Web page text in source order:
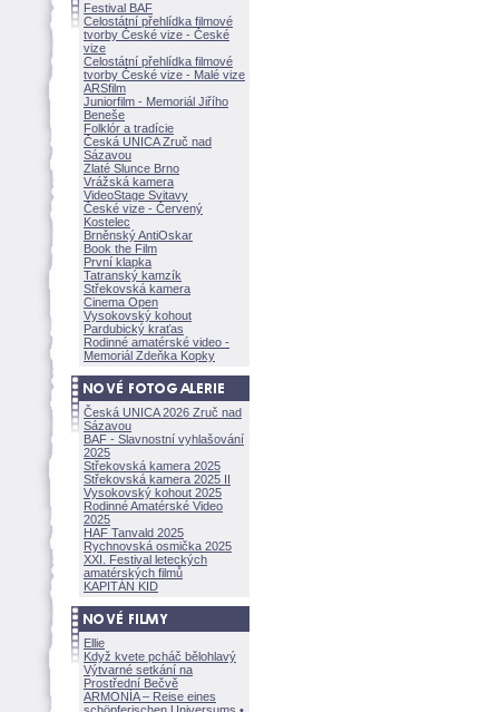
Festival BAF
Celostátní přehlídka filmové
tvorby České vize - České
vize
Celostátní přehlídka filmové
tvorby České vize - Malé vize
ARSfilm
Juniorfilm - Memoriál Jiřího
Beneše
Folklór a tradície
Česká UNICA Zruč nad
Sázavou
Zlaté Slunce Brno
Vrážská kamera
VideoStage Svitavy
České vize - Červený
Kostelec
Brněnský AntiOskar
Book the Film
První klapka
Tatranský kamzík
Střekovská kamera
Cinema Open
Vysokovský kohout
Pardubický kraťas
Rodinné amatérské video -
Memoriál Zdeňka Kopky
Česká UNICA 2026 Zruč nad
Sázavou
BAF - Slavnostní vyhlašování
2025
Střekovská kamera 2025
Střekovská kamera 2025 II
Vysokovský kohout 2025
Rodinné Amatérské Video
2025
HAF Tanvald 2025
Rychnovská osmička 2025
XXI. Festival leteckých
amatérských filmů
KAPITÁN KID
Ellie
Když kvete pcháč bělohlavý
Výtvarné setkání na
Prostřední Bečvě
ARMONÍA – Reise eines